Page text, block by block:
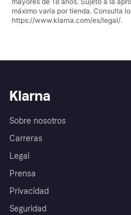
máximo varía por tienda. Consulta
https://www.klarna.com/es/legal/.
Klarna
Sobre nosotros
Carreras
Legal
Prensa
Privacidad
Seguridad